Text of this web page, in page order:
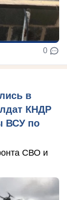
0
в
КНДР
ВСУ по
СВО и